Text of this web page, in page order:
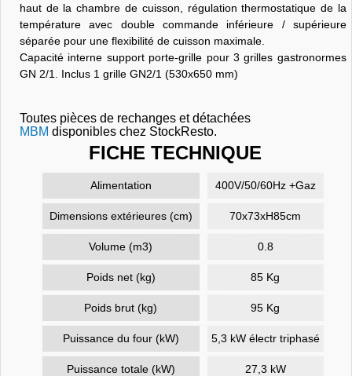
haut de la chambre de cuisson, régulation thermostatique de la
température avec double commande inférieure / supérieure
séparée pour une flexibilité de cuisson maximale.
Capacité interne support porte-grille pour 3 grilles gastronormes
GN 2/1. Inclus 1 grille GN2/1 (530x650 mm)
Toutes pièces de rechanges et détachées
MBM disponibles chez StockResto.
FICHE TECHNIQUE
Alimentation 400V/50/60Hz +Gaz
Dimensions extérieures (cm) 70x73xH85cm
Volume (m3) 0.8
Poids net (kg) 85 Kg
Poids brut (kg) 95 Kg
Puissance du four (kW) 5,3 kW électr triphasé
Puissance totale (kW) 27,3 kW